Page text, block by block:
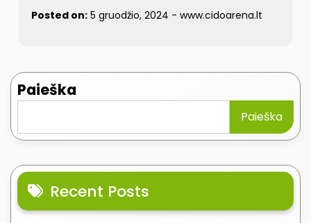
Posted on: 5 gruodžio, 2024 - www.cidoarena.lt
Paieška
Paieška
Recent Posts